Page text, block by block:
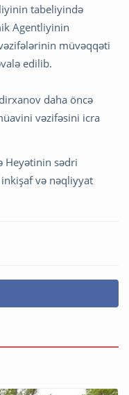
tabeliyində
Agentliyinin
müvəqqəti
edilib.
daha öncə
vəzifəsini icra
Heyətinin sədri
və nəqliyyat